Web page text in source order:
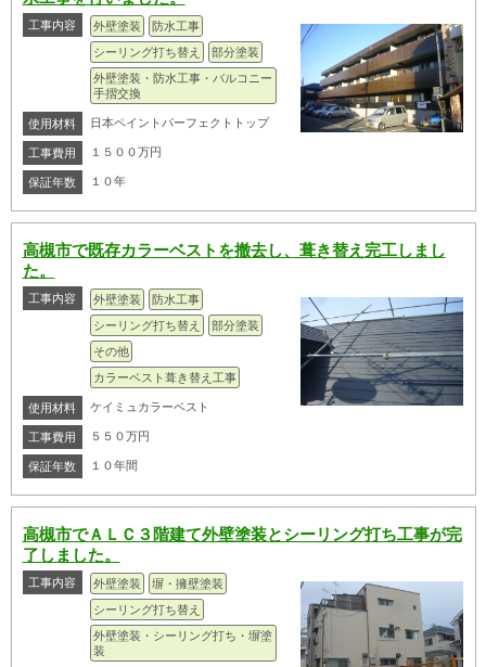
工事内容 外壁塗装
防水工事
シーリング打ち替え
部分塗装
外壁塗装・防水工事・バルコニー
手摺交換
使用材料 日本ペイントパーフェクトトップ
工事費用 １５００万円
保証年数 １０年
高槻市で既存カラーベストを撤去し、葺き替え完工しまし
た。
工事内容 外壁塗装
防水工事
シーリング打ち替え
部分塗装
その他
カラーベスト葺き替え工事
使用材料 ケイミュカラーベスト
工事費用 ５５０万円
保証年数 １０年間
高槻市でＡＬＣ３階建て外壁塗装とシーリング打ち工事が完
了しました。
工事内容 外壁塗装
塀・擁壁塗装
シーリング打ち替え
外壁塗装・シーリング打ち・塀塗
装